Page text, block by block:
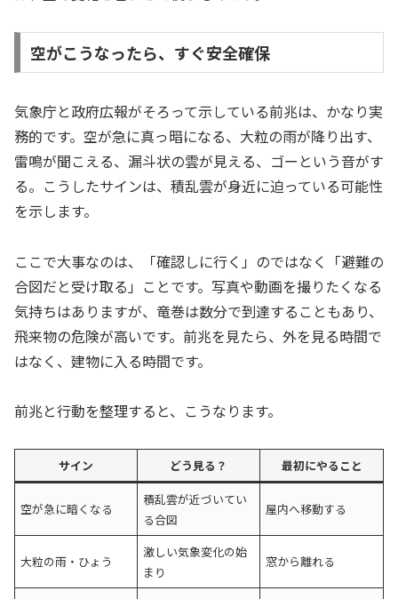
空がこうなったら、すぐ安全確保
気象庁と政府広報がそろって示している前兆は、かなり実
務的です。空が急に真っ暗になる、大粒の雨が降り出す、
雷鳴が聞こえる、漏斗状の雲が見える、ゴーという音がす
る。こうしたサインは、積乱雲が身近に迫っている可能性
を示します。
ここで大事なのは、「確認しに行く」のではなく「避難の
合図だと受け取る」ことです。写真や動画を撮りたくなる
気持ちはありますが、竜巻は数分で到達することもあり、
飛来物の危険が高いです。前兆を見たら、外を見る時間で
はなく、建物に入る時間です。
前兆と行動を整理すると、こうなります。
サイン どう見る？ 最初にやること
空が急に暗くなる
積乱雲が近づいてい
る合図
屋内へ移動する
大粒の雨・ひょう
激しい気象変化の始
まり
窓から離れる